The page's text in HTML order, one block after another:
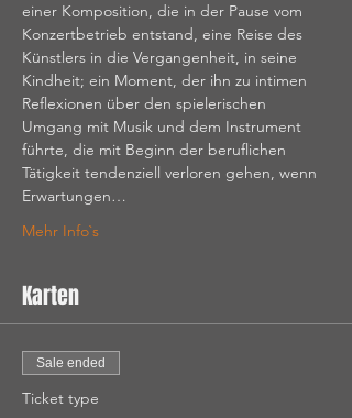
einer Komposition, die in der Pause vom
Konzertbetrieb entstand, eine Reise des
Künstlers in die Vergangenheit, in seine
Kindheit; ein Moment, der ihn zu intimen
Reflexionen über den spielerischen
Umgang mit Musik und dem Instrument
führte, die mit Beginn der beruflichen
Tätigkeit tendenziell verloren gehen, wenn
Erwartungen…
Mehr Info`s
Karten
Sale ended
Ticket type